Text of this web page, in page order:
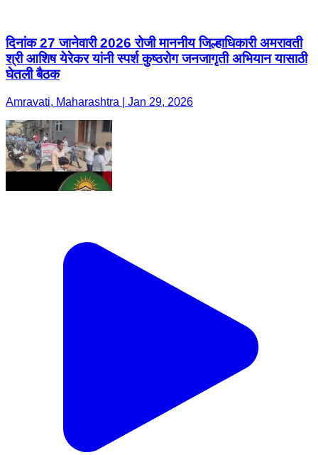
दिनांक 27 जानेवारी 2026 रोजी माननीय जिल्हाधिकारी अमरावती
श्री आशिष येरेकर यांनी स्पर्श कुष्ठरोग जनजागृती अभियान यासाठी
घेतली बैठक
Amravati, Maharashtra | Jan 29, 2026